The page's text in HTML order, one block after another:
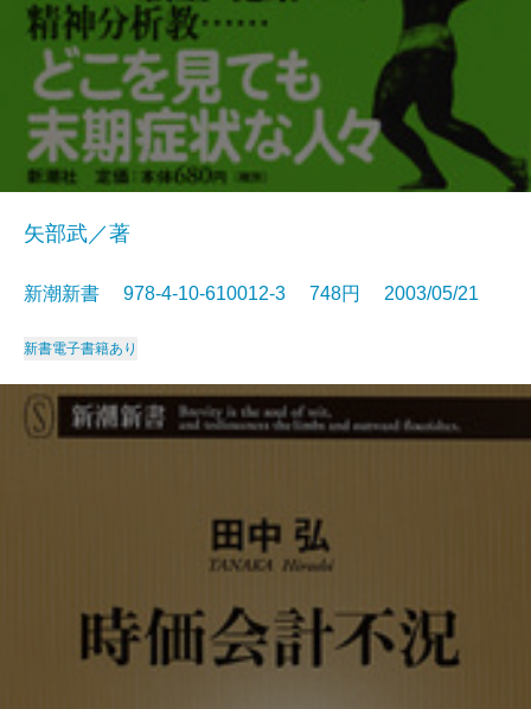
矢部武／著
新潮新書 978-4-10-610012-3 748円 2003/05/21
新書電子書籍あり